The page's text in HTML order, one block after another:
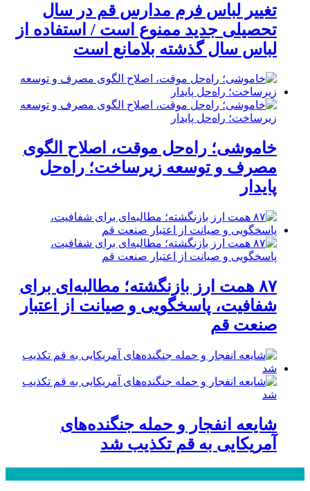
تغییر لباس فرم مدارس قم در سال
تحصیلی جدید ممنوع است / استفاده از
لباس سال گذشته بلامانع است
خاموشی؛ راه‌حل موقت، اصلاح الگوی
مصرف و توسعه زیرساخت؛ راه‌حل
پایدار
۸۷ همت ارز بازنگشته؛ مطالبه‌ای برای
شفافیت، پاسخگویی و صیانت از اعتبار
صنعت قم
شایعه انفجار و حمله جنگنده‌های
آمریکایی به قم تکذیب شد